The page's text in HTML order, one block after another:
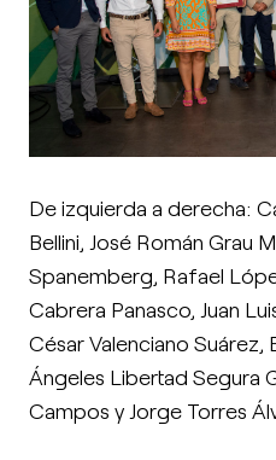
De izquierda a derecha:
Bellini, José Román Grau
Spanemberg, Rafael
Cabrera Panasco, Juan
César Valenciano Suárez,
Ángeles Libertad Segura
Campos y Jorge Torres